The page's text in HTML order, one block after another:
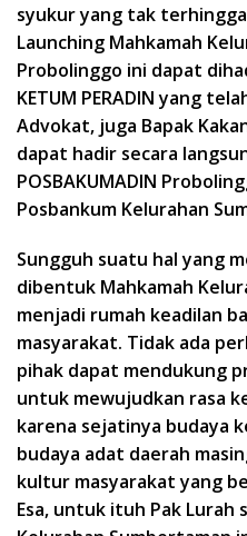
syukur yang tak
Launching Mahkamah
Probolinggo ini dapat
KETUM PERADIN yang
Advokat, juga Bapak
dapat hadir secara
POSBAKUMADIN
Posbankum Kelurahan
Sungguh suatu hal yang
dibentuk Mahkamah
menjadi rumah keadilan
masyarakat. Tidak ada
pihak dapat mendukung
untuk mewujudkan rasa
karena sejatinya budaya
budaya adat daerah
kultur masyarakat yang
Esa, untuk ituh Pak Lurah